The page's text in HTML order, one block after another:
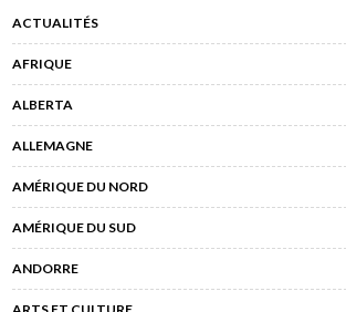
ACTUALITÉS
AFRIQUE
ALBERTA
ALLEMAGNE
AMÉRIQUE DU NORD
AMÉRIQUE DU SUD
ANDORRE